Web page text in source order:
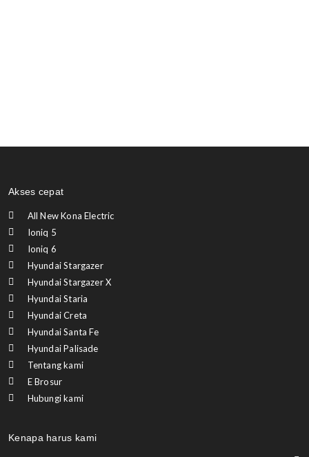
Akses cepat
All New Kona Electric
Ioniq 5
Ioniq 6
Hyundai Stargazer
Hyundai Stargazer X
Hyundai Staria
Hyundai Creta
Hyundai Santa Fe
Hyundai Palisade
Tentang kami
E Brosur
Hubungi kami
Kenapa harus kami